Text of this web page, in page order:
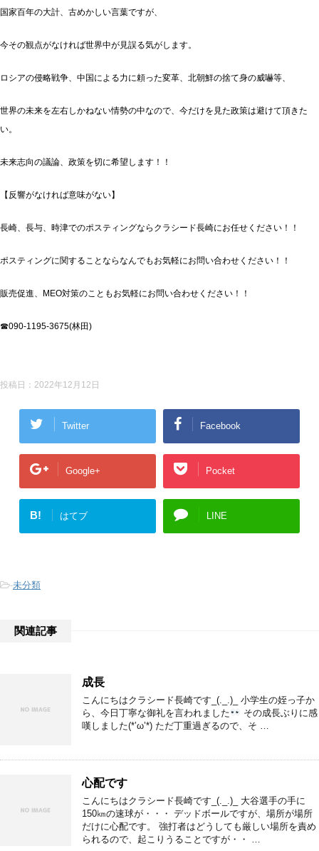
国家百年の大計、古めかしい言葉ですが、
今その観点がなければ世界中が見誤る気がします。
ロシアの侵略戦争、中国による力に頼った変革、北朝鮮の捨て身の威嚇等、
世界の未来を左右しかねない情勢の中なので、今だけを見た政策は避けて頂きた
い。
未来志向の議論、政策を切に希望します！！
【反響がなければ意味がない】
長崎、長与、時津でのポスティングならクラシード長崎にお任せください！！
ポスティングに関することならなんでもお気軽にお問い合わせください！！
販売促進、MEO対策のこともお気軽にお問い合わせください！！
☎090-1195-3675(林田)
投稿日： 2022年12月12日
Twitter Facebook
Google+ Pocket
B! はてブ LINE
-未分類
関連記事
成長
こんにちはクラシード長崎です_(._.)_ 小学生の姪っ子か
ら、今日丁寧な御礼を言われました
その成長ぶりに感
嘆しました(*’ω’*) ただ丁重過ぎるので、そ …
心配です
こんにちはクラシード長崎です_(._.)_ 大谷選手の手に
150㎞の速球が・・・ デッドボールですが、場所が場所
だけに心配です。 強打者はどうしても厳しい場所を責め
られるので、起こりうることですが・・ …